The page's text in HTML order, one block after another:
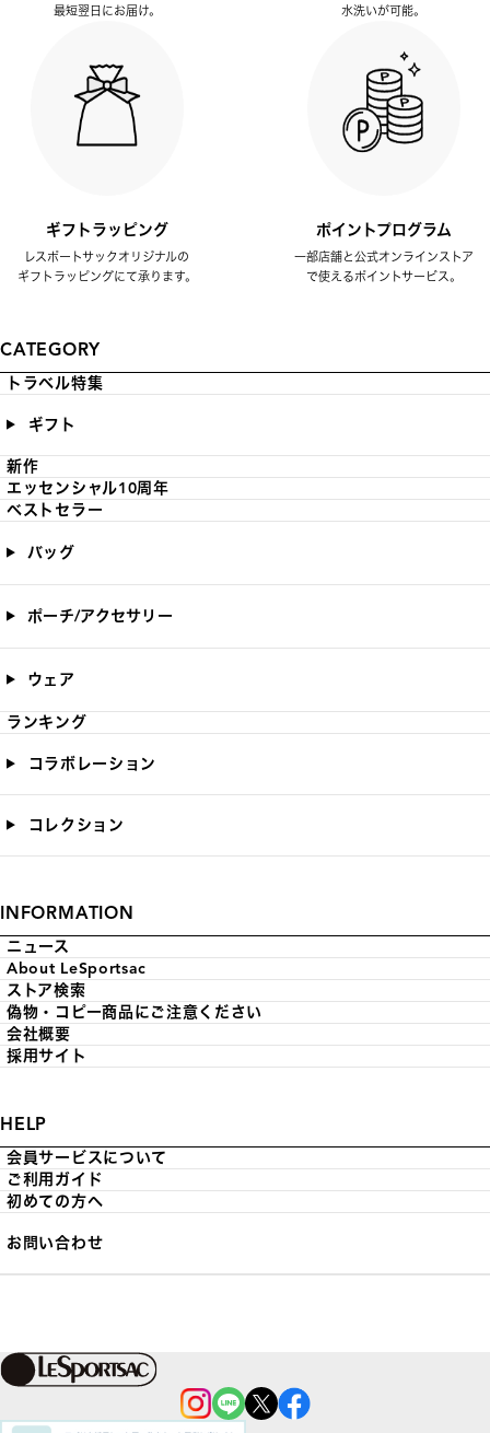
最短翌日にお届け。
水洗いが可能。
ギフトラッピング
レスポートサックオリジナルの
ギフトラッピングにて承ります。
ポイントプログラム
一部店舗と公式オンラインストア
で使えるポイントサービス。
CATEGORY
トラベル特集
ギフト
新作
エッセンシャル10周年
ベストセラー
バッグ
ポーチ/アクセサリー
ウェア
ランキング
コラボレーション
コレクション
INFORMATION
ニュース
About LeSportsac
ストア検索
偽物・コピー商品にご注意ください
会社概要
採用サイト
HELP
会員サービスについて
ご利用ガイド
初めての方へ
お問い合わせ